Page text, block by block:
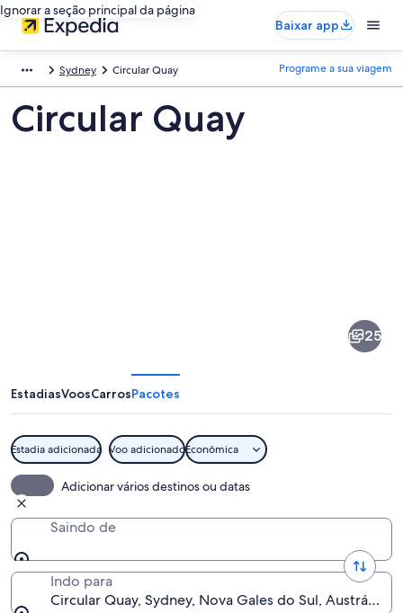
Ignorar a seção principal da página
Baixar app
Sydney Circular Quay Programe a sua viagem
Circular Quay
25
EstadiasVoosCarrosPacotes
Estadia adicionada Voo adicionadoEconômica
Adicionar vários destinos ou datas
Saindo de
Indo para
Circular Quay, Sydney, Nova Gales do Sul, Austrália